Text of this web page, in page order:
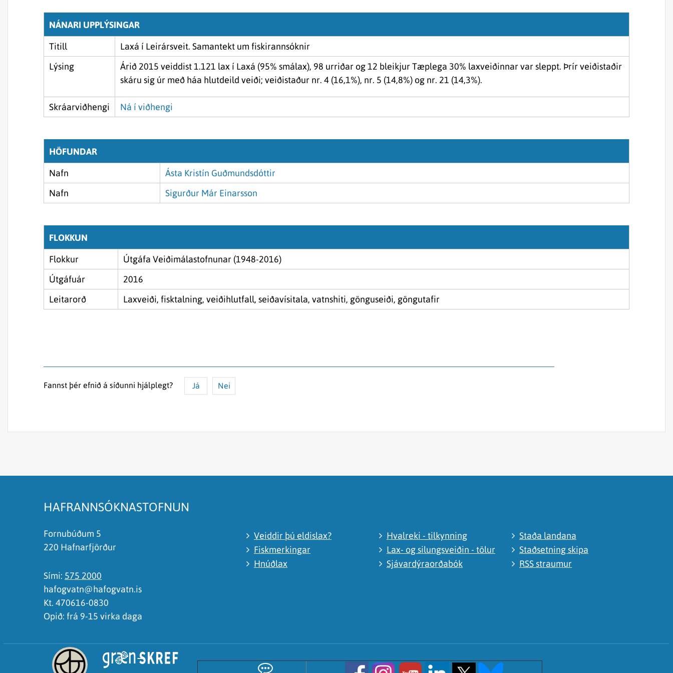
NÁNARI UPPLÝSINGAR
Titill
Laxá í Leirársveit. Samantekt um fiskirannsóknir
Lýsing
Árið 2015 veiddist 1.121 lax í Laxá (95% smálax), 98 urriðar og 12 bleikjur Tæplega 30% laxveiðinnar var sleppt. Þrír veiðistaðir
skáru sig úr með háa hlutdeild veiði; veiðistaður nr. 4 (16,1%), nr. 5 (14,8%) og nr. 21 (14,3%).
Skráarviðhengi Ná í viðhengi
HÖFUNDAR
Nafn
Ásta Kristín Guðmundsdóttir
Nafn
Sigurður Már Einarsson
FLOKKUN
Flokkur
Útgáfa Veiðimálastofnunar (1948-2016)
Útgáfuár
2016
Leitarorð
Laxveiði, fisktalning, veiðihlutfall, seiðavísitala, vatnshiti, gönguseiði, göngutafir
Fannst þér efnið á síðunni hjálplegt? Já Nei
HAFRANNSÓKNASTOFNUN
Fornubúðum 5
220 Hafnarfjörður
Sími: 575 2000
hafogvatn@hafogvatn.is
Kt. 470616-0830
Opið: frá 9-15 virka daga
Veiddir þú eldislax?
Fiskmerkingar
Hnúðlax
Hvalreki - tilkynning
Lax- og silungsveiðin - tölur
Sjávardýraorðabók
Staða landana
Staðsetning skipa
RSS straumur